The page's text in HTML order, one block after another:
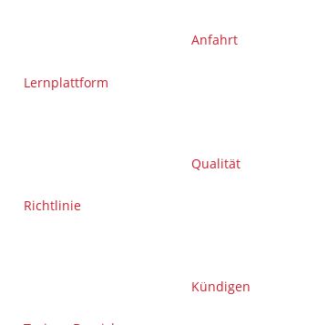
Lernplattform
Richtlinie
Anfahrt
Qualität
Kündigen